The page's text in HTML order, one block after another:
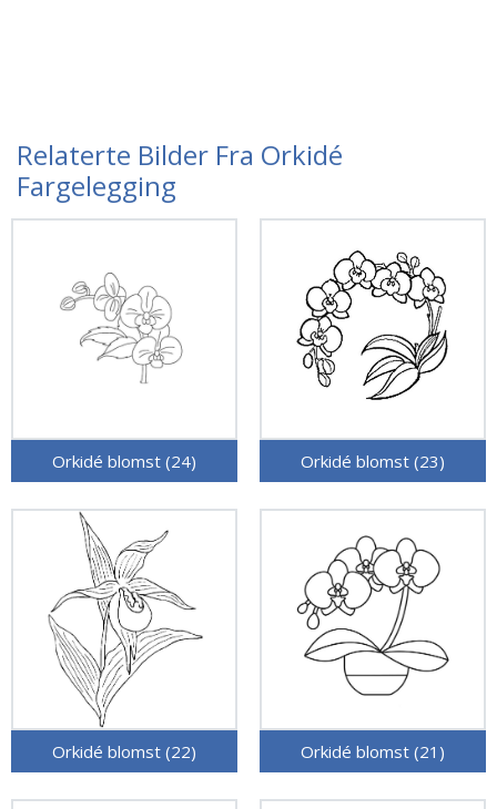
Relaterte Bilder Fra Orkidé
Fargelegging
Orkidé blomst (24) Orkidé blomst (23)
Orkidé blomst (22) Orkidé blomst (21)